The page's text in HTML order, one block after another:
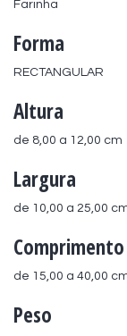
Farinha
Forma
RECTANGULAR
Altura
de 8,00 a 12,00 cm
Largura
de 10,00 a 25,00
Comprimento
de 15,00 a 40,00
Peso